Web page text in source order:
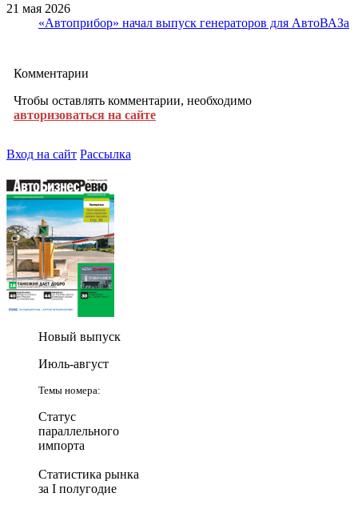
21 мая 2026
«Автоприбор» начал выпуск генераторов для АвтоВАЗа
Комментарии
Чтобы оставлять комментарии, необходимо
авторизоваться на сайте
Вход на сайт Рассылка
Новый выпуск
Июль-август
Темы номера:
Статус
параллельного
импорта
Статистика рынка
за I полугодие